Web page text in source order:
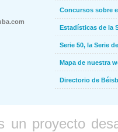
Concursos sobre
Estadísticas de la
Serie 50, la Serie
Mapa de nuestra
Directorio de
un proyecto